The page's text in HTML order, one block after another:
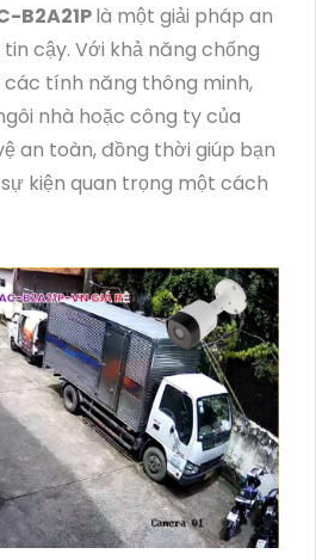
B2A21Plà một giải pháp an
cậy. Với khả năng chống
tính năng thông minh,
nhà hoặc công ty của
an toàn, đồng thời giúp bạn
kiện quan trọng một cách